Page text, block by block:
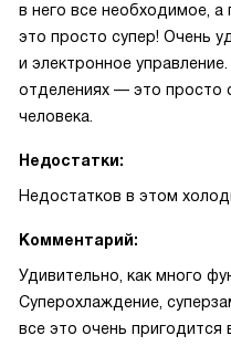
в него все необходимое,
это просто супер! Очень
и электронное
отделениях — это просто
человека.
Недостатки:
Недостатков в этом
Комментарий:
Удивительно, как много
Суперохлаждение,
все это очень пригодится